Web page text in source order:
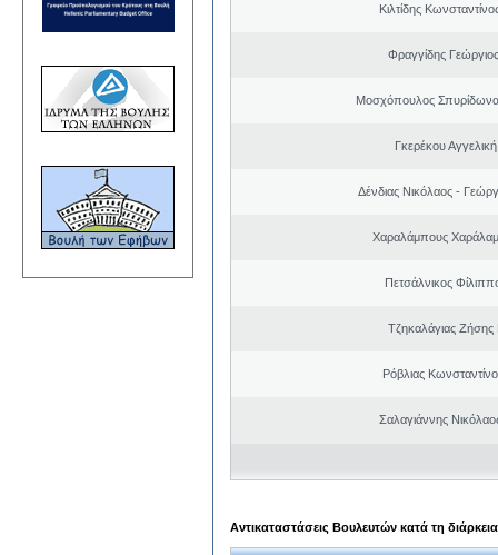
Κιλτίδης
Φραγγίδης
Μοσχόπουλος
Γκερέκου
Δένδιας Νικόλαος -
Χαραλάμπους
Πετσάλνικος
Τζηκαλάγιας Ζήσης
Ρόβλιας
Σαλαγιάννης
Αντικαταστάσεις Βουλευτών κατά τη